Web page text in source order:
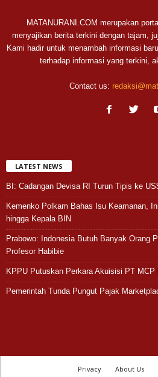
MATANURANI.COM merupakan
menyajikan berita terkini dengan tajam,
Kami hadir untuk menambah informasi
terhadap informasi yang terkini,
Contact us:
LATEST NEWS
BI: Cadangan Devisa RI Turun Tipis ke
Kemenko Polkam Bahas Isu Keamanan,
hingga Kepala BIN
Prabowo: Indonesia Butuh Banyak Orang
Profesor Habibie
KPPU Putuskan Perkara Akuisisi PT MCP
Pemerintah Tunda Pungut Pajak
Privacy About Us